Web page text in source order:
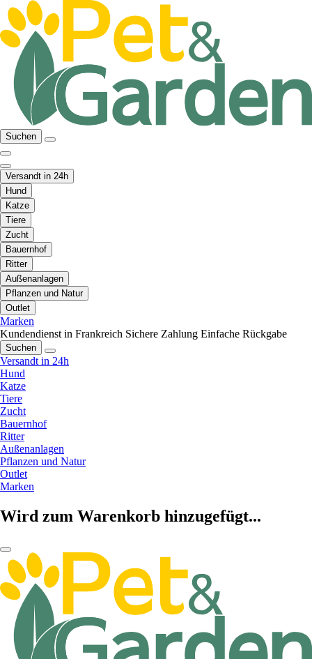
Suchen
Versandt in 24h
Hund
Katze
Tiere
Zucht
Bauernhof
Ritter
Außenanlagen
Pflanzen und Natur
Outlet
Marken
Kundendienst in Frankreich Sichere Zahlung Einfache Rückgabe
Suchen
Versandt in 24h
Hund
Katze
Tiere
Zucht
Bauernhof
Ritter
Außenanlagen
Pflanzen und Natur
Outlet
Marken
Wird zum Warenkorb hinzugefügt...